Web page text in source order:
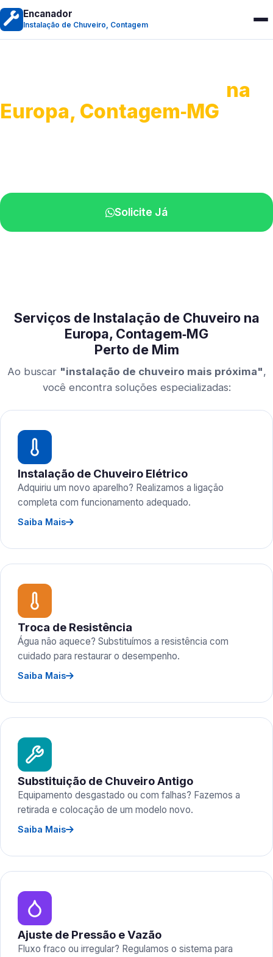
Encanador
Instalação de Chuveiro, Contagem
na
Europa, Contagem‑MG
Solicite Já
Serviços de Instalação de Chuveiro na
Europa, Contagem‑MG
Perto de Mim
Ao buscar "instalação de chuveiro mais próxima",
você encontra soluções especializadas:
Instalação de Chuveiro Elétrico
Adquiriu um novo aparelho? Realizamos a ligação
completa com funcionamento adequado.
Saiba Mais
Troca de Resistência
Água não aquece? Substituímos a resistência com
cuidado para restaurar o desempenho.
Saiba Mais
Substituição de Chuveiro Antigo
Equipamento desgastado ou com falhas? Fazemos a
retirada e colocação de um modelo novo.
Saiba Mais
Ajuste de Pressão e Vazão
Fluxo fraco ou irregular? Regulamos o sistema para